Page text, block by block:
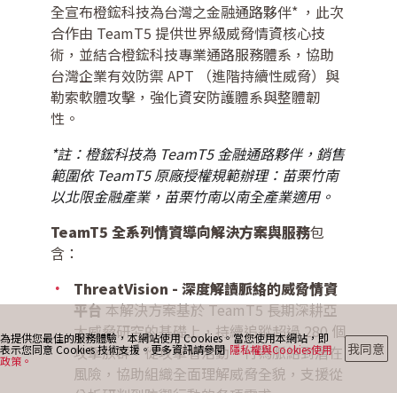
最新消息
部落格
聯絡我們
全宣布橙鋐科技為台灣之金融通路夥伴* ，此次
合作由 TeamT5 提供世界級威脅情資核心技
術，並結合橙鋐科技專業通路服務體系，協助
台灣企業有效防禦 APT （進階持續性威脅）與
勒索軟體攻擊，強化資安防護體系與整體韌
性。
*註：橙鋐科技為 TeamT5 金融通路夥伴，銷售
範圍依 TeamT5 原廠授權規範辦理：苗栗竹南
以北限金融產業，苗栗竹南以南全產業適用。
TeamT5 全系列情資導向解決方案與服務包
含：
ThreatVision - 深度解讀脈絡的威脅情資
平台本解決方案基於 TeamT5 長期深耕亞
太威脅研究的基礎上，持續追蹤超過 280 個
攻擊族群，從攻擊者活動、行為脈絡到潛在
風險，協助組織全面理解威脅全貌，支援從
為提供您最佳的服務體驗，本網站使用 Cookies。當您使用本網站，即
表示您同意 Cookies 技術支援。更多資訊請參閱 隱私權與Cookies使用
政策。
我同意